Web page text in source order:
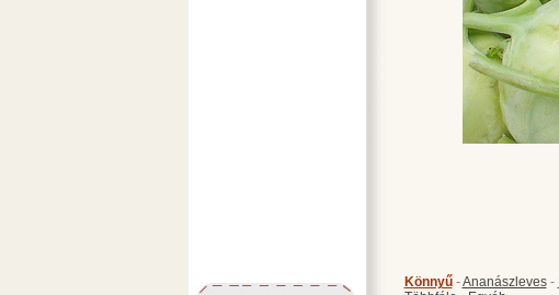
Könnyű-Ananászleves-